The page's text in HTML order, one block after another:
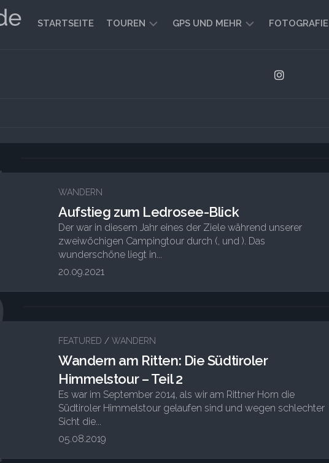
STARTSEITE TOUREN GPS UND MEHR FOTOGRAFIE
WANDERN
Aufstieg zum Ledrosee-Blick
Der war in diesem Jahr eines der Ziele während unserer
zweiwöchigen Campingtour durch (, und ). Das
wunderschöne liegt in...
20.09.2021
FEATURED / WANDERN
Wandern am Ritten: Die Südtiroler
Himmelstour – Teil 2
Es war im September 2014, als wir am Rittner Horn die
Südtiroler Himmelstour gelaufen sind und wegen schlechter
Sicht die...
05.08.2019